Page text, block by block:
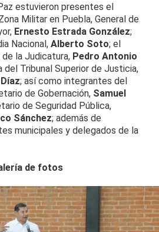
estuvieron presentes el
Militar en Puebla, General de
Ernesto Estrada González;
Nacional, Alberto Soto; el
la Judicatura, Pedro Antonio
del Tribunal Superior de Justicia,
; así como integrantes del
de Gobernación, Samuel
de Seguridad Pública,
Sánchez; además de
municipales y delegados de la
de fotos